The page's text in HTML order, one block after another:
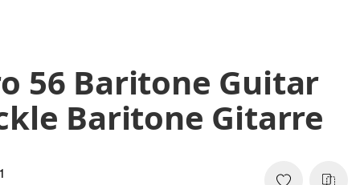
56 Baritone Guitar
Baritone Gitarre